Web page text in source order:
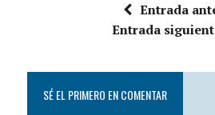
Entrada
Entrada
SÉ EL PRIMERO EN COMENTAR